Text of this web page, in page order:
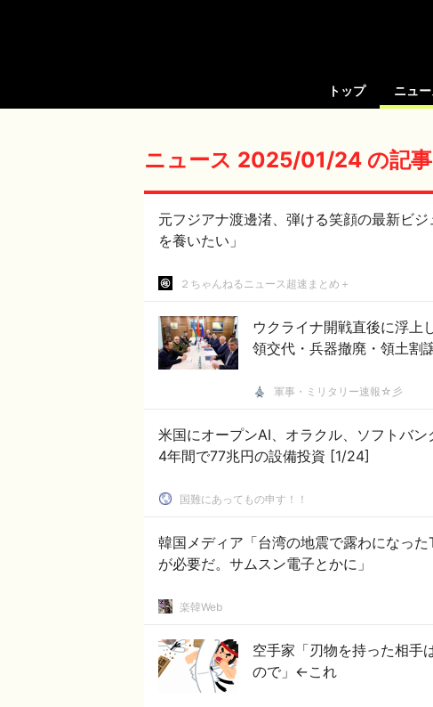
トップ ニュ
ニュース 2025/01/24 の記
元フジアナ渡邊渚、弾ける笑顔の最新ビジュアルを独占公開 |
を養いたい」
２ちゃんねるニュース超速まとめ＋
ウクライナ開戦直後に浮
領交代・兵器撤廃・領土割
軍事・ミリタリー速報☆彡
米国にオープンAI、オラクル、ソフトバ
4年間で77兆円の設備投資 [1/24]
国難にあってもの申す！！
韓国メディア「台湾の地震で露わになっ
が必要だ。サムスン電子とかに」
楽韓Web
空手家「刃物を持った相手
ので」←これ